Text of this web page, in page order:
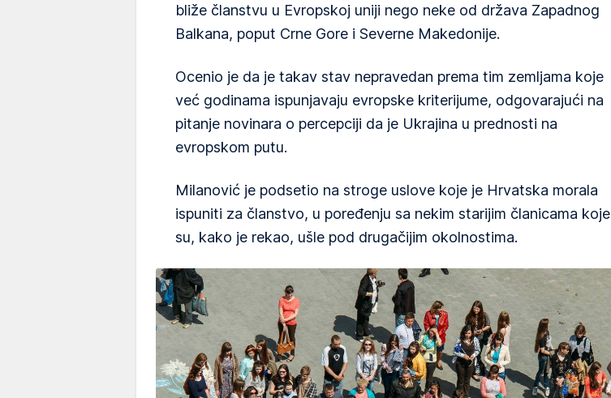
bliže članstvu u Evropskoj uniji nego neke od država Zapadnog
Balkana, poput Crne Gore i Severne Makedonije.
Ocenio je da je takav stav nepravedan prema tim zemljama koje
već godinama ispunjavaju evropske kriterijume, odgovarajući na
pitanje novinara o percepciji da je Ukrajina u prednosti na
evropskom putu.
Milanović je podsetio na stroge uslove koje je Hrvatska morala
ispuniti za članstvo, u poređenju sa nekim starijim članicama koje
su, kako je rekao, ušle pod drugačijim okolnostima.